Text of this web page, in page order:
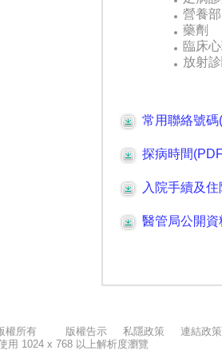
權所有
版權告示 私隱政策 連結政策
用 1024 x 768 以上解析度瀏覽